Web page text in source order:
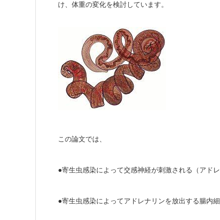
け、体重の変化を検討し ています。
この論文では、
●寄生虫感染によって交感神経が刺激される（アドレ
●寄生虫感染によってアドレナリンを放出する腸内